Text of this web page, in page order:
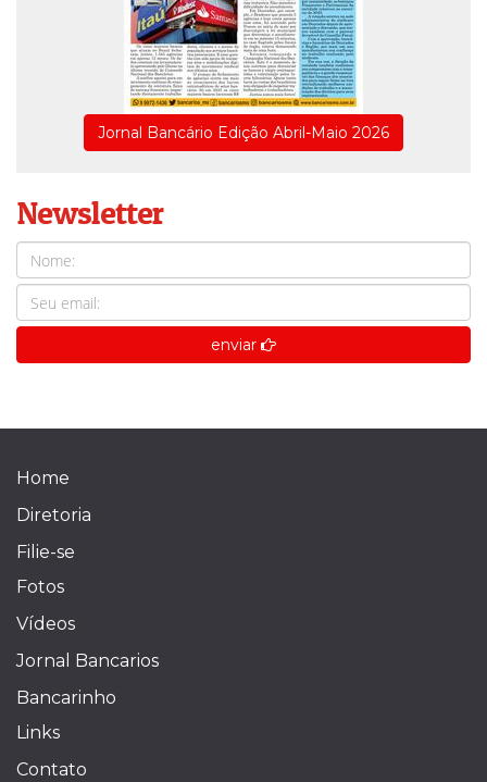
Jornal Bancário Edição Abril-Maio 2026
Newsletter
enviar
Home
Diretoria
Filie-se
Fotos
Vídeos
Jornal Bancarios
Bancarinho
Links
Contato